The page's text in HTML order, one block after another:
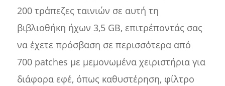
200 τράπεζες ταινιών σε αυτή τη
βιβλιοθήκη ήχων 3,5 GB, επιτρέποντάς σας
να έχετε πρόσβαση σε περισσότερα από
700 patches με μεμονωμένα χειριστήρια για
διάφορα εφέ, όπως καθυστέρηση, φίλτρο